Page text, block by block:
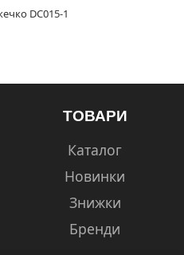
DC015-1
ТОВАРИ
Каталог
Новинки
Знижки
Бренди